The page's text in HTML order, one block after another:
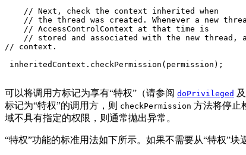
    // Next, check the context inherited when
// the thread was created. Whenever a new
    // AccessControlContext at that time is
// stored and associated with the new thread,
// context.
inheritedContext.checkPermission(permission);
可以将调用方标记为享有“特权”（请参阅 doPrivileged
标记为“特权”的调用方，则 checkPermission 方法将停止
域不具有指定的权限，则通常抛出异常。
“特权”功能的标准用法如下所示。如果不需要从“特权”块